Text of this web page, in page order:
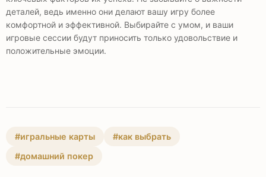
деталей, ведь именно они делают вашу игру более
комфортной и эффективной. Выбирайте с умом, и ваши
игровые сессии будут приносить только удовольствие и
положительные эмоции.
#игральные карты
#как выбрать
#домашний покер